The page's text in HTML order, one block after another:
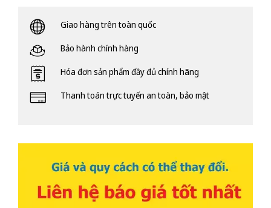
Giao hàng trên toàn quốc
Bảo hành chính hàng
Hóa đơn sản phẩm đầy đủ chính hãng
Thanh toán trực tuyến an toàn, bảo mật